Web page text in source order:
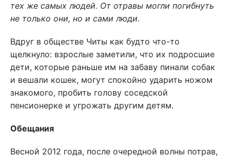
тех же самых людей. От отравы могли погибнуть
не только они, но и сами люди.
Вдруг в обществе Читы как будто что-то
щелкнуло: взрослые заметили, что их подросшие
дети, которые раньше им на забаву пинали собак
и вешали кошек, могут спокойно ударить ножом
знакомого, пробить голову соседской
пенсионерке и угрожать другим детям.
Обещания
Весной 2012 года, после очередной волны потрав,